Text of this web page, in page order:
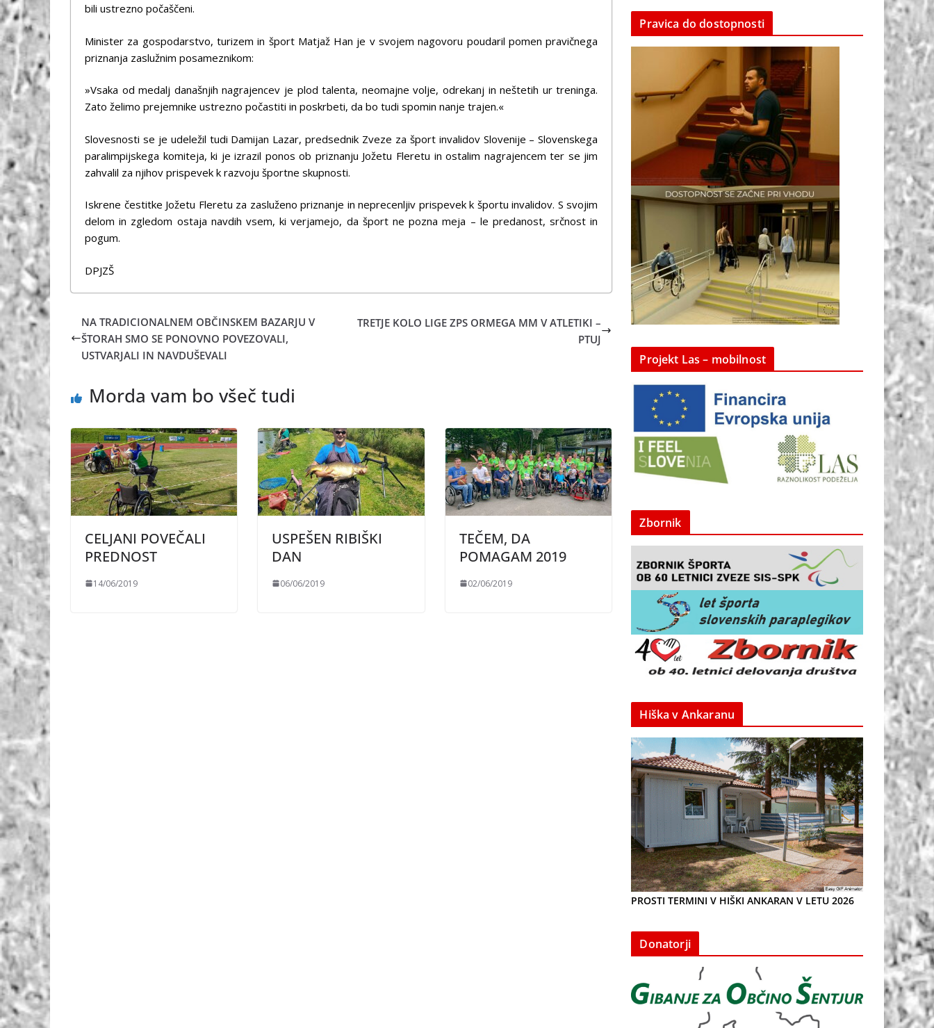
bili ustrezno počaščeni.
Minister za gospodarstvo, turizem in šport Matjaž Han je v svojem nagovoru poudaril pomen pravičnega
priznanja zaslužnim posameznikom:
»Vsaka od medalj današnjih nagrajencev je plod talenta, neomajne volje, odrekanj in neštetih ur treninga.
Zato želimo prejemnike ustrezno počastiti in poskrbeti, da bo tudi spomin nanje trajen.«
Slovesnosti se je udeležil tudi Damijan Lazar, predsednik Zveze za šport invalidov Slovenije – Slovenskega
paralimpijskega komiteja, ki je izrazil ponos ob priznanju Jožetu Fleretu in ostalim nagrajencem ter se jim
zahvalil za njihov prispevek k razvoju športne skupnosti.
Iskrene čestitke Jožetu Fleretu za zasluženo priznanje in neprecenljiv prispevek k športu invalidov. S svojim
delom in zgledom ostaja navdih vsem, ki verjamejo, da šport ne pozna meja – le predanost, srčnost in
pogum.
DPJZŠ
NA TRADICIONALNEM OBČINSKEM BAZARJU V
ŠTORAH SMO SE PONOVNO POVEZOVALI,
USTVARJALI IN NAVDUŠEVALI
TRETJE KOLO LIGE ZPS ORMEGA MM V ATLETIKI –
PTUJ
Morda vam bo všeč tudi
CELJANI POVEČALI
PREDNOST
14/06/2019
USPEŠEN RIBIŠKI
DAN
06/06/2019
TEČEM, DA
POMAGAM 2019
02/06/2019
Pravica do dostopnosti
Projekt Las – mobilnost
Zbornik
Hiška v Ankaranu
PROSTI TERMINI V HIŠKI ANKARAN V LETU 2026
Donatorji